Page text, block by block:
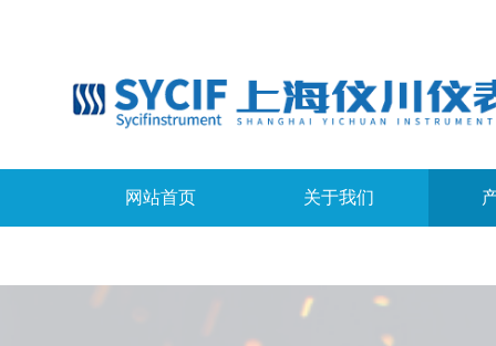
网站首页 关于我们